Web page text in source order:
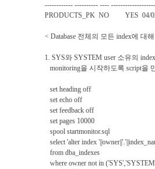
------------ ---------- ----
PRODUCTS_PK NO YES 04/02/
< Database 전체의 모든 index에 대
1. SYS와 SYSTEM user 소유의
monitoring을 시작하도록 script을
set heading off
set echo off
set feedback off
set pages 10000
spool startmonitor.sql
select 'alter index
from dba_indexes
where owner not in